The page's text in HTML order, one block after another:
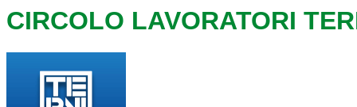
CIRCOLO LAVORATORI